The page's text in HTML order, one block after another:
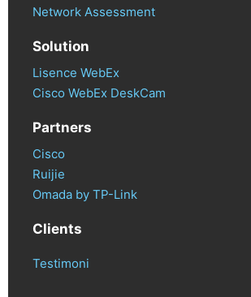
Network Assessment
Solution
Lisence WebEx
Cisco WebEx DeskCam
Partners
Cisco
Ruijie
Omada by TP-Link
Clients
Testimoni